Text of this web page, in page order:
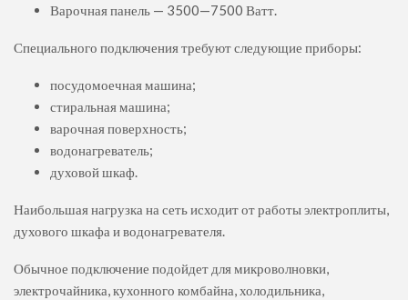
Варочная панель — 3500—7500 Ватт.
Специального подключения требуют следующие приборы:
посудомоечная машина;
стиральная машина;
варочная поверхность;
водонагреватель;
духовой шкаф.
Наибольшая нагрузка на сеть исходит от работы электроплиты,
духового шкафа и водонагревателя.
Обычное подключение подойдет для микроволновки,
электрочайника, кухонного комбайна, холодильника,